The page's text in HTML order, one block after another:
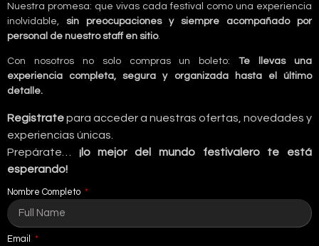
Nuestra promesa: que vivas cada festival como una experiencia
inolvidable, sin preocupaciones y siempre acompañado por
personal de nuestro staff en sitio.
Con nosotros no solo compras un boleto:Te llevas una
experiencia completa, segura y organizada hasta el último
detalle.
Registratepara acceder a nuestras ofertas, novedades y
experiencias únicas.
Prepárate… ¡lo mejor del mundo festivalero te está
esperando!
Nombre Completo
Email